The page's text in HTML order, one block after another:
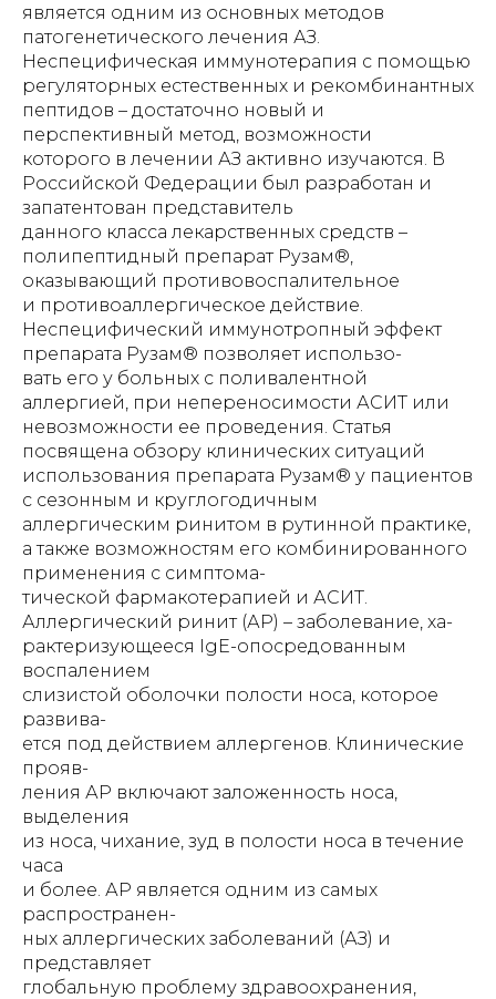
является одним из основных методов
патогенетического лечения АЗ.
Неспецифическая иммунотерапия с помощью
регуляторных естественных и рекомбинантных
пептидов – достаточно новый и
перспективный метод, возможности
которого в лечении АЗ активно изучаются. В
Российской Федерации был разработан и
запатентован представитель
данного класса лекарственных средств –
полипептидный препарат Рузам®,
оказывающий противовоспалительное
и противоаллергическое действие.
Неспецифический иммунотропный эффект
препарата Рузам® позволяет использо-
вать его у больных с поливалентной
аллергией, при непереносимости АСИТ или
невозможности ее проведения. Статья
посвящена обзору клинических ситуаций
использования препарата Рузам® у пациентов
с сезонным и круглогодичным
аллергическим ринитом в рутинной практике,
а также возможностям его комбинированного
применения с симптома-
тической фармакотерапией и АСИТ.
Аллергический ринит (АР) – заболевание, ха-
рактеризующееся IgE-опосредованным
воспалением
слизистой оболочки полости носа, которое
развива-
ется под действием аллергенов. Клинические
прояв-
ления АР включают заложенность носа,
выделения
из носа, чихание, зуд в полости носа в течение
часа
и более. АР является одним из самых
распространен-
ных аллергических заболеваний (АЗ) и
представляет
глобальную проблему здравоохранения,